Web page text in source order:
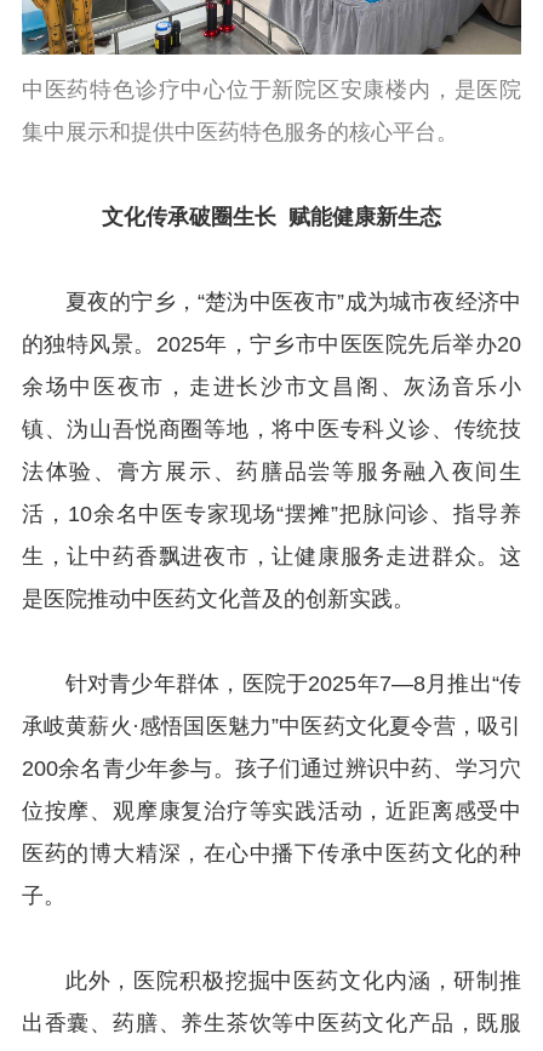
中医药特色诊疗中心位于新院区安康楼内，是医院
集中展示和提供中医药特色服务的核心平台。
文化传承破圈生长 赋能健康新生态
夏夜的宁乡，“楚沩中医夜市”成为城市夜经济中
的独特风景。2025年，宁乡市中医医院先后举办20
余场中医夜市，走进长沙市文昌阁、灰汤音乐小
镇、沩山吾悦商圈等地，将中医专科义诊、传统技
法体验、膏方展示、药膳品尝等服务融入夜间生
活，10余名中医专家现场“摆摊”把脉问诊、指导养
生，让中药香飘进夜市，让健康服务走进群众。这
是医院推动中医药文化普及的创新实践。
针对青少年群体，医院于2025年7—8月推出“传
承岐黄薪火·感悟国医魅力”中医药文化夏令营，吸引
200余名青少年参与。孩子们通过辨识中药、学习穴
位按摩、观摩康复治疗等实践活动，近距离感受中
医药的博大精深，在心中播下传承中医药文化的种
子。
此外，医院积极挖掘中医药文化内涵，研制推
出香囊、药膳、养生茶饮等中医药文化产品，既服